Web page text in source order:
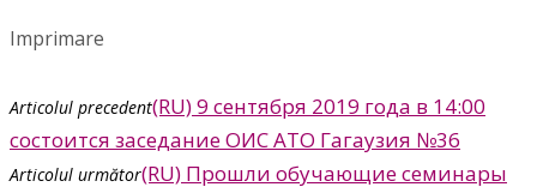
Imprimare
Articolul precedent(RU) 9 сентября 2019 года в 14:00
состоится заседание ОИС АТО Гагаузия №36
Articolul următor(RU) Прошли обучающие семинары